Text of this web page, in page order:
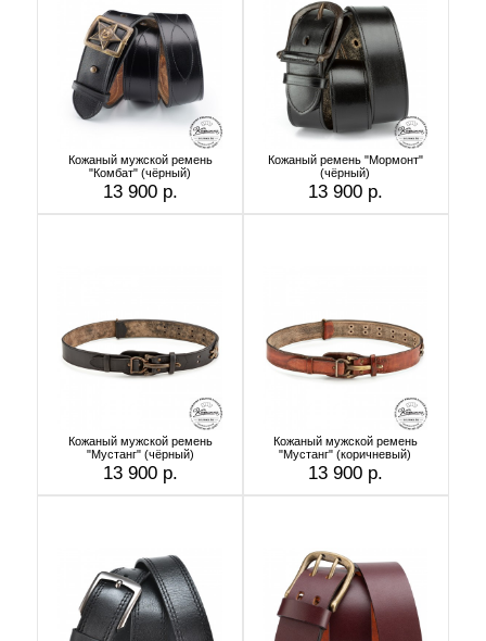
Кожаный мужской ремень
"Комбат" (чёрный)
13 900 р.
Кожаный ремень "Мормонт"
(чёрный)
13 900 р.
Кожаный мужской ремень
"Мустанг" (чёрный)
13 900 р.
Кожаный мужской ремень
"Мустанг" (коричневый)
13 900 р.